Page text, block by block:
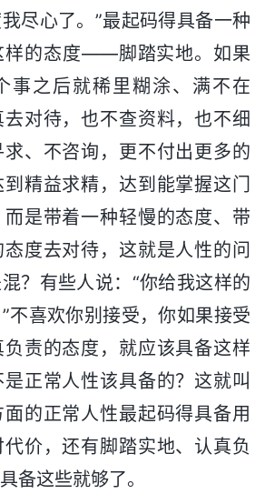
尽心了。”最起码得具备一种
样的态度——脚踏实地。如果
事之后就稀里糊涂、满不在
对待，也不查资料，也不细
、不咨询，更不付出更多的
精益求精，达到能掌握这门
是带着一种轻慢的态度、带
度去对待，这就是人性的问
？有些人说：“你给我这样的
不喜欢你别接受，你如果接受
责的态度，就应该具备这样
正常人性该具备的？这就叫
的正常人性最起码得具备用
价，还有脚踏实地、认真负
备这些就够了。